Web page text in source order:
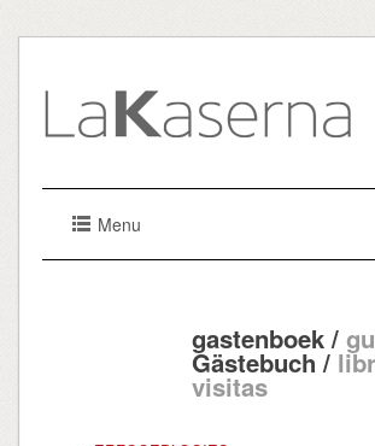
Menu
gastenboek /
Gästebuch /
visitas